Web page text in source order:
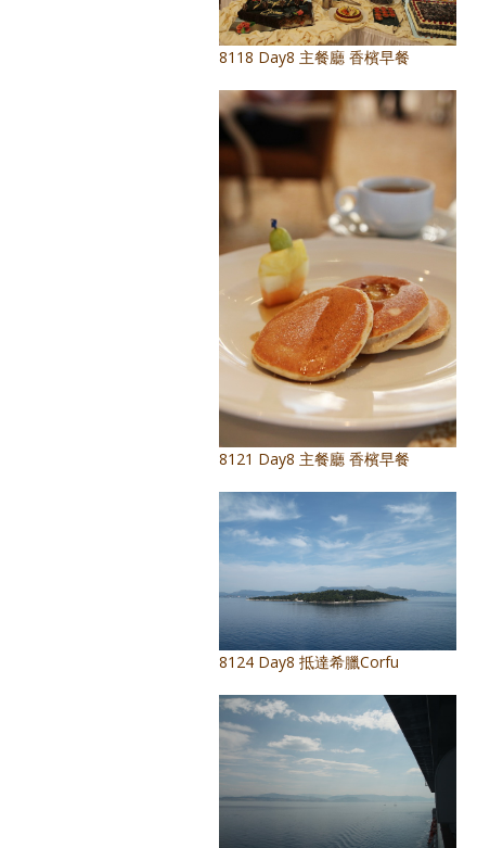
8118 Day8 主餐廳 香檳早餐
8121 Day8 主餐廳 香檳早餐
8124 Day8 抵達希臘Corfu